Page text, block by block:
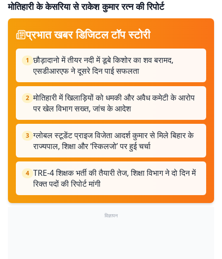
मोतिहारी के केसरिया से राकेश कुमार रत्न की रिपोर्ट
प्रभात खबर डिजिटल टॉप स्टोरी
1 छौड़ादानो में तीयर नदी में डूबे किशोर का शव बरामद,
एसडीआरएफ ने दूसरे दिन पाई सफलता
2 मोतिहारी में खिलाड़ियों को धमकी और अवैध कमेटी के आरोप
पर खेल विभाग सख्त, जांच के आदेश
3 ग्लोबल स्टूडेंट प्राइज विजेता आदर्श कुमार से मिले बिहार के
राज्यपाल, शिक्षा और ‘स्किलजो’ पर हुई चर्चा
4 TRE-4 शिक्षक भर्ती की तैयारी तेज, शिक्षा विभाग ने दो दिन में
रिक्त पदों की रिपोर्ट मांगी
विज्ञापन